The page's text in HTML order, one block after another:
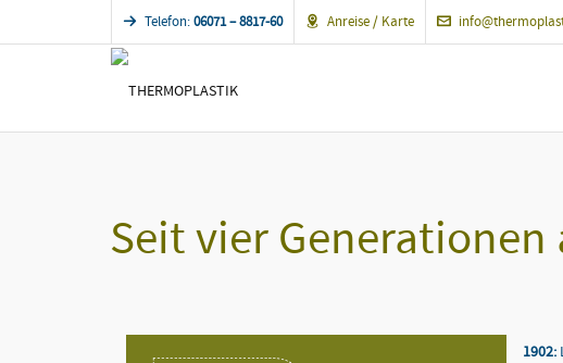
Telefon:06071 – 8817-60 Anreise / Karte
Seit vier
1902: